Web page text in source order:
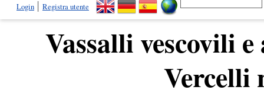
Login
Registra utente
Vassalli vescovili
Vercelli